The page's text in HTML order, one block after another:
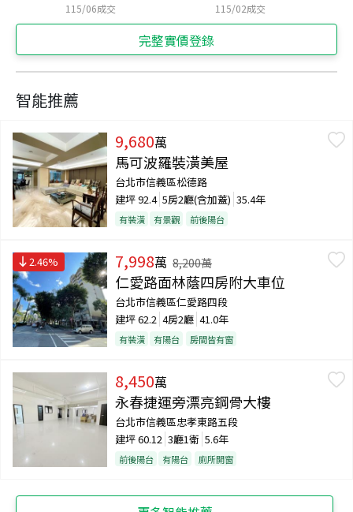
115/06成交 115/02成交
完整實價登錄
智能推薦
9,680萬
馬可波羅裝潢美屋
台北市信義區松德路
建坪92.4 5房2廳(含加蓋) 35.4年
有裝潢 有景觀 前後陽台
2.46% 7,998萬 8,200萬
仁愛路面林蔭四房附大車位
台北市信義區仁愛路四段
建坪62.2 4房2廳 41.0年
有裝潢 有陽台 房間皆有窗
8,450萬
永春捷運旁漂亮鋼骨大樓
台北市信義區忠孝東路五段
建坪60.12 3廳1衛 5.6年
前後陽台 有陽台 廁所開窗